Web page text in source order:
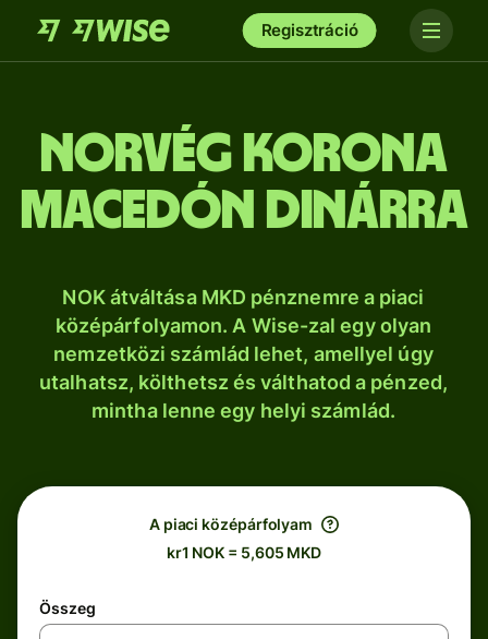
Regisztráció
norvég korona
macedón dinárra
NOK átváltása MKD pénznemre a piaci
középárfolyamon. A Wise-zal egy olyan
nemzetközi számlád lehet, amellyel úgy
utalhatsz, költhetsz és válthatod a pénzed,
mintha lenne egy helyi számlád.
A piaci középárfolyam
kr1 NOK = 5,605 MKD
Összeg